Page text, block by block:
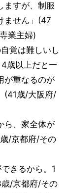
ますが、制服
ません」(47
業主婦)
覚は難しいし
歳以上だと一
が重なるのが
(41歳/大阪府/
ら、家全体が
/京都府/その
きるから。1
/京都府/その